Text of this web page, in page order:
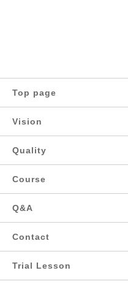
Top page
Vision
Quality
Course
Q&A
Contact
Trial Lesson